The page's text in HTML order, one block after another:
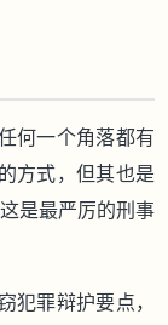
何一个角落都有
方式，但其也是
是最严厉的刑事
罪辩护要点，